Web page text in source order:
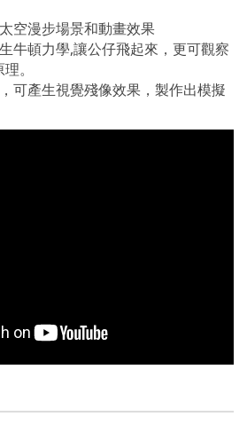
空漫步場景和動畫效果
牛頓力學,讓公仔飛起來，更可觀察
。
可產生視覺殘像效果，製作出模擬